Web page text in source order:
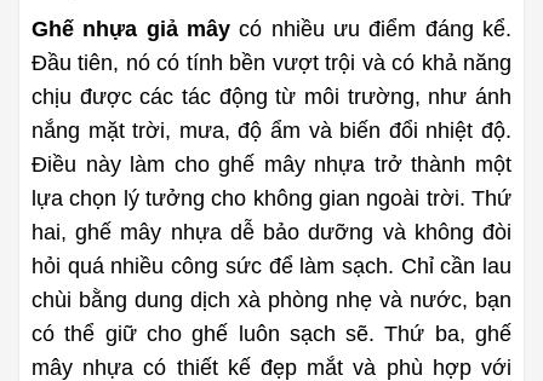
Ghế nhựa giả mây có nhiều ưu điểm đáng kể.
Đầu tiên, nó có tính bền vượt trội và có khả năng
chịu được các tác động từ môi trường, như ánh
nắng mặt trời, mưa, độ ẩm và biến đổi nhiệt độ.
Điều này làm cho ghế mây nhựa trở thành một
lựa chọn lý tưởng cho không gian ngoài trời. Thứ
hai, ghế mây nhựa dễ bảo dưỡng và không đòi
hỏi quá nhiều công sức để làm sạch. Chỉ cần lau
chùi bằng dung dịch xà phòng nhẹ và nước, bạn
có thể giữ cho ghế luôn sạch sẽ. Thứ ba, ghế
mây nhựa có thiết kế đẹp mắt và phù hợp với